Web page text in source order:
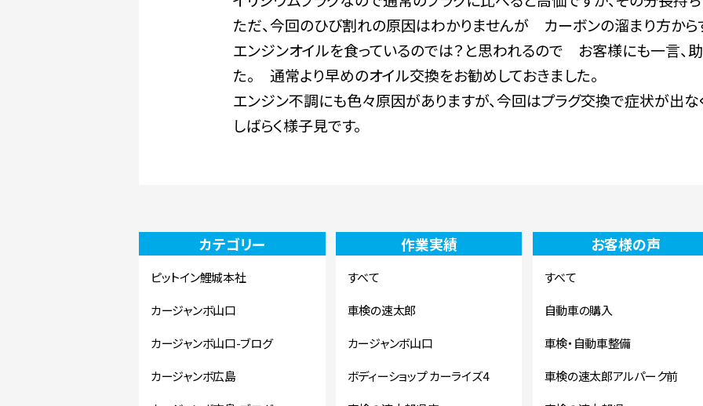
ただ、今回のひび割れの原因はわかりませんが カーボンの溜まり方から
エンジンオイルを食っているのでは？と思われるので お客様にも一言、
た。 通常より早めのオイル交換をお勧めしておきました。
エンジン不調にも色々原因がありますが、今回はプラグ交換で症状が出な
しばらく様子見です。
カテゴリー
ピットイン鯉城本社
カージャンボ山口
カージャンボ山口-ブログ
カージャンボ広島
作業実績
すべて
車検の速太郎
カージャンボ山口
ボディーショップ カーライズ4
お客様の声
すべて
自動車の購入
車検・自動車整備
車検の速太郎アルパーク前